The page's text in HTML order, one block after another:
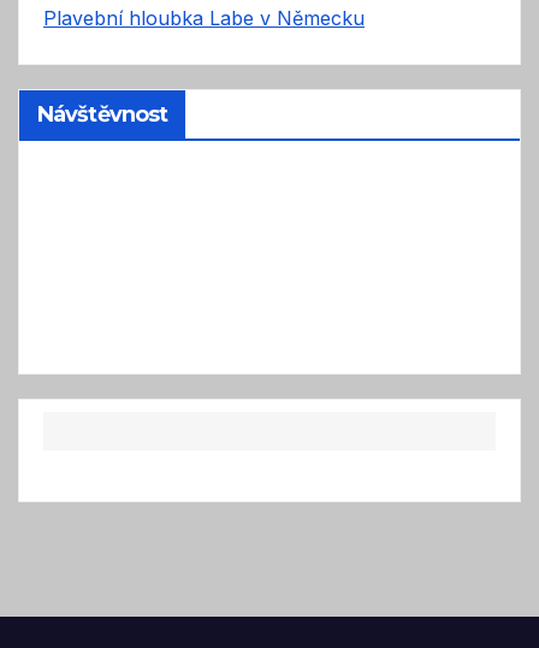
Plavební hloubka Labe v Německu
Návštěvnost